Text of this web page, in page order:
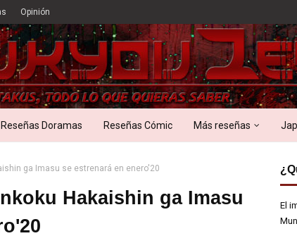
Opinión
Reseñas Doramas Reseñas Cómic Más reseñas
ga Imasu se estrenará en enero'20
Hakaishin ga Imasu
El